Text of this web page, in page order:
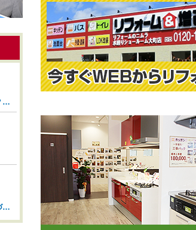
フローリング張替えの費用はいくら？タイミングと相場を解説【広島市 安佐南区 安佐北区】
おしゃれ照明で後悔…住んでから気づいた落とし穴【広島市 安佐南区 安佐北区】